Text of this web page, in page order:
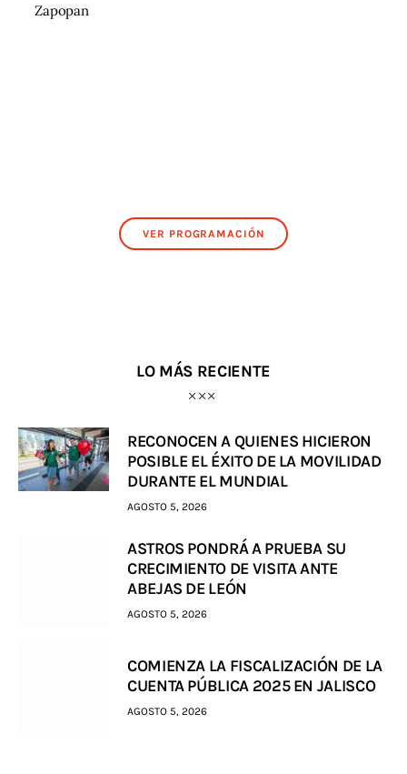
Zapopan
VER PROGRAMACIÓN
LO MÁS RECIENTE
RECONOCEN A QUIENES HICIERON
POSIBLE EL ÉXITO DE LA MOVILIDAD
DURANTE EL MUNDIAL
AGOSTO 5, 2026
ASTROS PONDRÁ A PRUEBA SU
CRECIMIENTO DE VISITA ANTE
ABEJAS DE LEÓN
AGOSTO 5, 2026
COMIENZA LA FISCALIZACIÓN DE LA
CUENTA PÚBLICA 2025 EN JALISCO
AGOSTO 5, 2026